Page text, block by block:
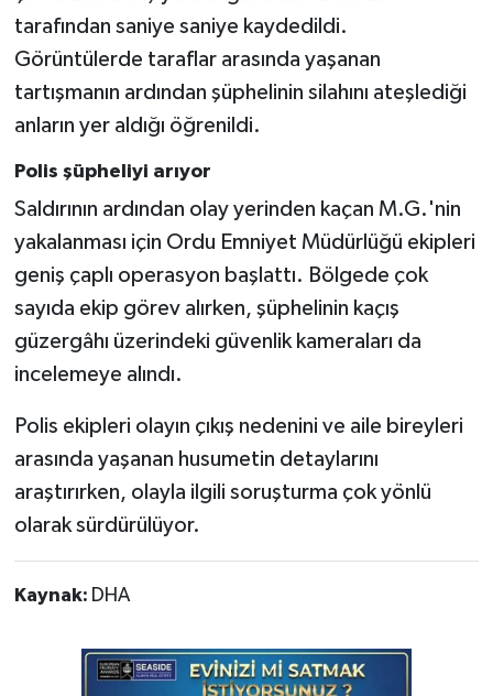
tarafından saniye saniye kaydedildi.
Görüntülerde taraflar arasında yaşanan
tartışmanın ardından şüphelinin silahını ateşlediği
anların yer aldığı öğrenildi.
Polis şüpheliyi arıyor
Saldırının ardından olay yerinden kaçan M.G.'nin
yakalanması için Ordu Emniyet Müdürlüğü ekipleri
geniş çaplı operasyon başlattı. Bölgede çok
sayıda ekip görev alırken, şüphelinin kaçış
güzergâhı üzerindeki güvenlik kameraları da
incelemeye alındı.
Polis ekipleri olayın çıkış nedenini ve aile bireyleri
arasında yaşanan husumetin detaylarını
araştırırken, olayla ilgili soruşturma çok yönlü
olarak sürdürülüyor.
Kaynak: DHA